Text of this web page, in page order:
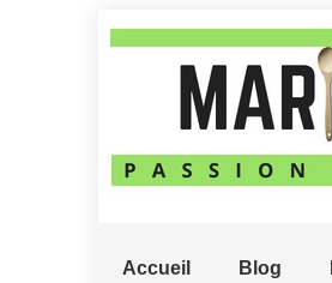
Accueil Blog